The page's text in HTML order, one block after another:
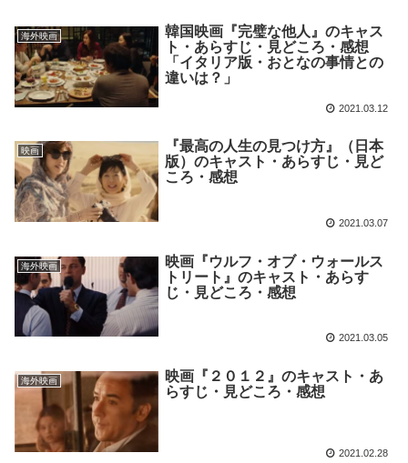
海外映画
韓国映画『完璧な他人』のキャス
ト・あらすじ・見どころ・感想
「イタリア版・おとなの事情との
違いは？」
2021.03.12
映画
『最高の人生の見つけ方』（日本
版）のキャスト・あらすじ・見ど
ころ・感想
2021.03.07
海外映画
映画『ウルフ・オブ・ウォールス
トリート』のキャスト・あらす
じ・見どころ・感想
2021.03.05
海外映画
映画『２０１２』のキャスト・あ
らすじ・見どころ・感想
2021.02.28